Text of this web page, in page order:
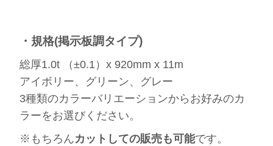
・規格(掲示板調タイプ)
総厚1.0t （±0.1）x 920mm x 11m
アイボリー、グリーン、グレー
3種類のカラーバリエーションからお好みのカ
ラーをお選びください。
※もちろんカットしての販売も可能です。